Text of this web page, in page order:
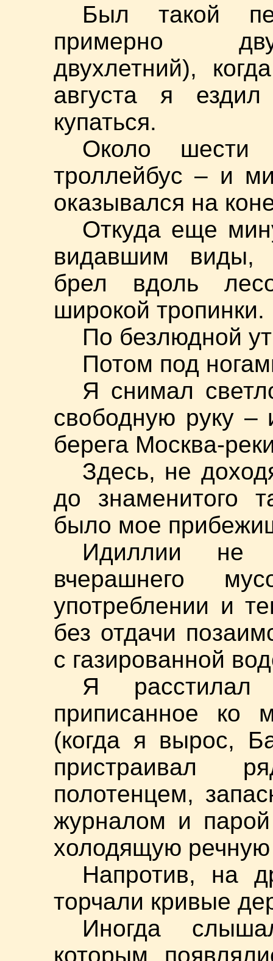
Был такой
примерно
двухлетний),
августа я
купаться.
Около
троллейбус – и
оказывался на
Откуда еще
видавшим виды,
брел вдоль
широкой тропинки.
По безлюдной
Потом под
Я снимал
свободную руку –
берега Москва-
Здесь, не
до знаменитого
было мое
Идиллии не
вчерашнего
употреблении и
без отдачи
с газированной
Я расстилал
приписанное ко
(когда я вырос,
пристраивал
полотенцем,
журналом и
холодящую речную
Напротив, на
торчали кривые
Иногда
которым